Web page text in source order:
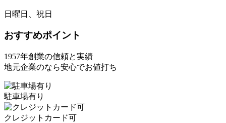
日曜日、祝日
おすすめポイント
1957年創業の信頼と実績
地元企業のなら安心でお値打ち
駐車場有り
クレジットカード可